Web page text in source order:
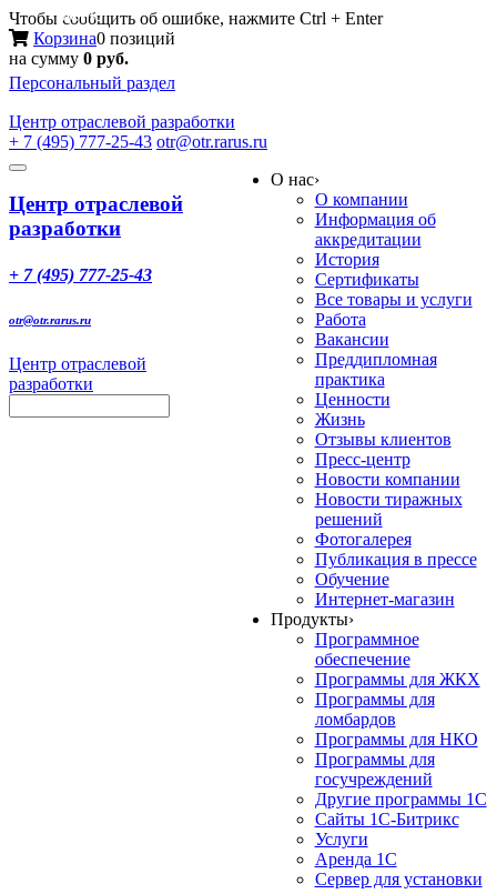
Чтобы сообщить об ошибке, нажмите Ctrl + Enter
Корзина0 позиций
на сумму 0 руб.
Персональный раздел
Центр отраслевой разработки
+ 7 (495) 777-25-43 otr@otr.rarus.ru
Toggle
Меню
Центр отраслевой
разработки
+ 7 (495) 777-25-43
otr@otr.rarus.ru
Центр отраслевой
разработки
О нас›
О компании
Информация об
аккредитации
История
Сертификаты
Все товары и услуги
Работа
Вакансии
Преддипломная
практика
Ценности
Жизнь
Отзывы клиентов
Пресс-центр
Новости компании
Новости тиражных
решений
Фотогалерея
Публикация в прессе
Обучение
Интернет-магазин
Продукты›
Программное
обеспечение
Программы для ЖКХ
Программы для
ломбардов
Программы для НКО
Программы для
госучреждений
Другие программы 1С
Сайты 1С-Битрикс
Услуги
Аренда 1С
Сервер для установки